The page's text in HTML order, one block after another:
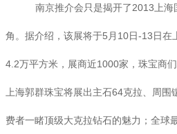
南京推介会只是揭开了2013上
角。据介绍，该展将于5月10日-13日在
4.2万平方米，展商近1000家，珠宝商
上海郭群珠宝将展出主石64克拉、周
费者一睹顶级大克拉钻石的魅力；全球